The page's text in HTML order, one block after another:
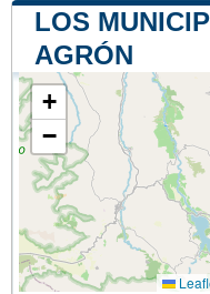
LOS
AGRÓN
+
−